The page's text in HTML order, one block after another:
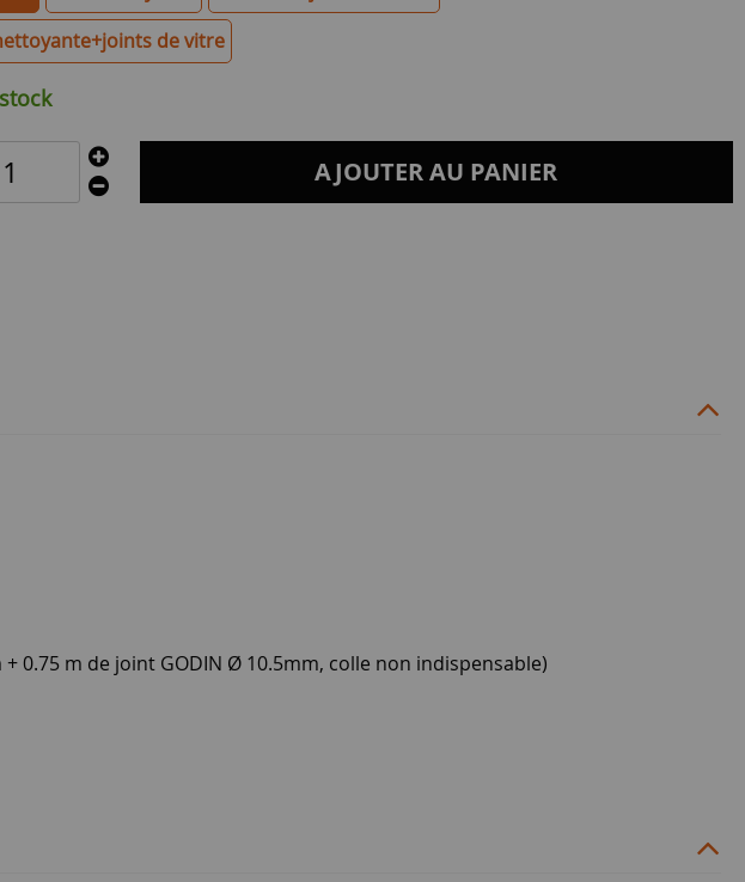
de vitre
AJOUTER AU PANIER
0.75 m de joint GODIN Ø 10.5mm, colle non indispensable)